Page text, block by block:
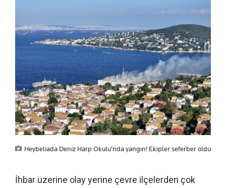
Heybeliada Deniz Harp Okulu'nda yangın! Ekipler seferber oldu
İhbar üzerine olay yerine çevre ilçelerden çok